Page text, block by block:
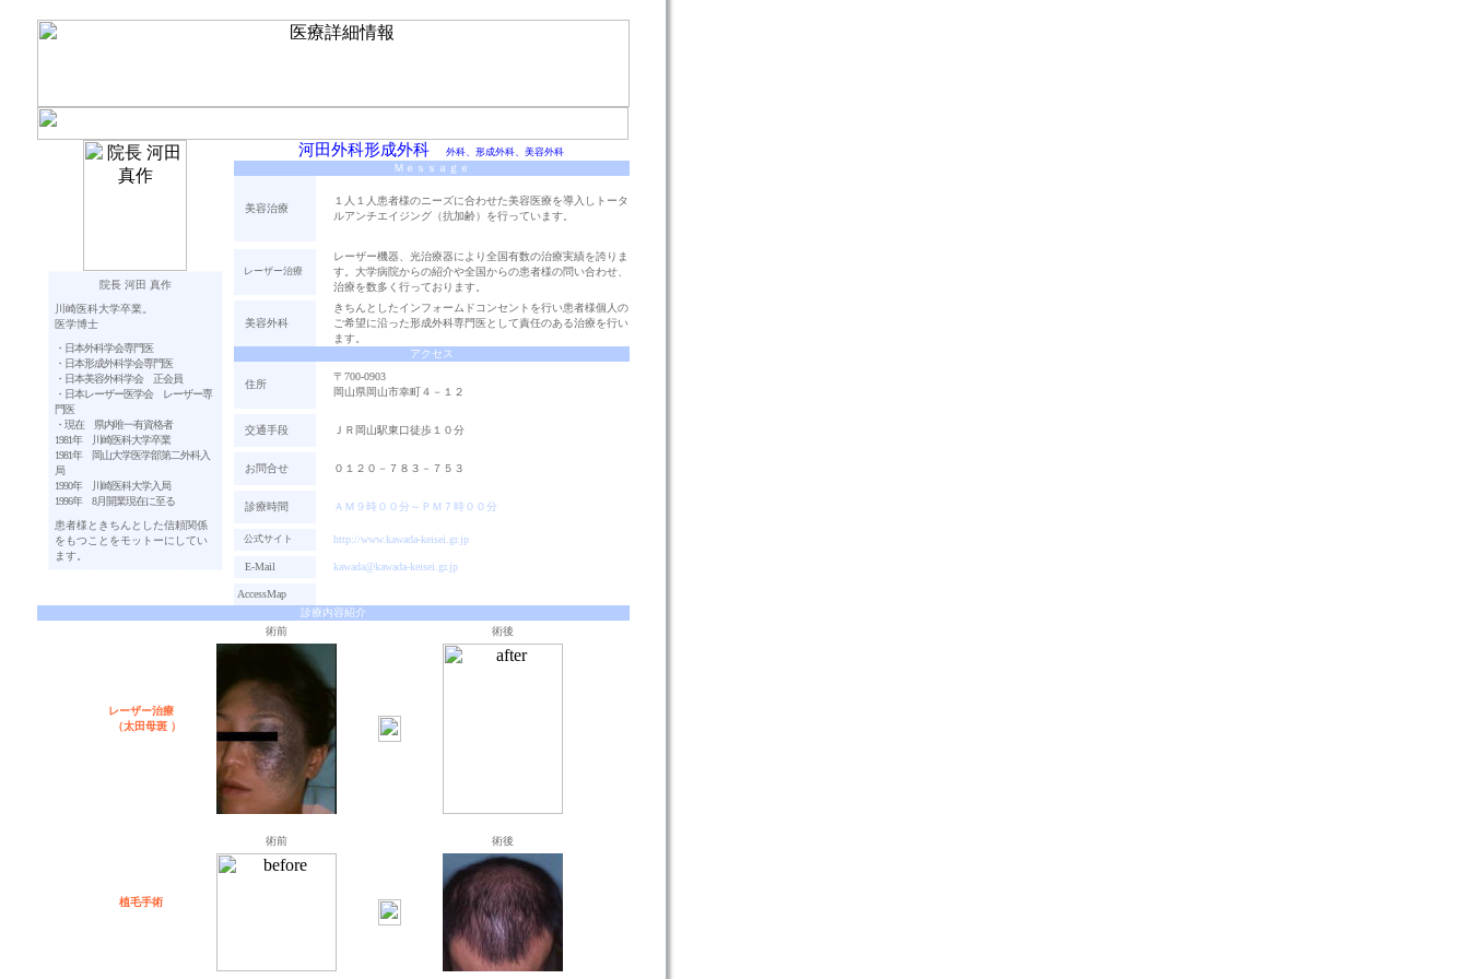
院長 河田 真作
川崎医科大学卒業。
医学博士
・日本外科学会専門医
・日本形成外科学会専門医
・日本美容外科学会 正会員
・日本レーザー医学会 レーザー専
門医
・現在 県内唯一有資格者
1981年 川崎医科大学卒業
1981年 岡山大学医学部第二外科入
局
1990年 川崎医科大学入局
1996年 8月開業現在に至る
患者様ときちんとした信頼関係
をもつことをモットーにしてい
ます。
河田外科形成外科 外科、形成外科、美容外科
Ｍｅｓｓａｇｅ
美容治療
１人１人患者様のニーズに合わせた美容医療を導入しトータ
ルアンチエイジング（抗加齢）を行っています。
レーザー治療
レーザー機器、光治療器により全国有数の治療実績を誇りま
す。大学病院からの紹介や全国からの患者様の問い合わせ、
治療を数多く行っております。
美容外科
きちんとしたインフォームドコンセントを行い患者様個人の
ご希望に沿った形成外科専門医として責任のある治療を行い
ます。
アクセス
住所
〒700-0903
岡山県岡山市幸町４－１２
交通手段 ＪＲ岡山駅東口徒歩１０分
お問合せ ０１２０－７８３－７５３
診療時間 ＡＭ９時００分～ＰＭ７時００分
公式サイト http://www.kawada-keisei.gr.jp
E-Mail kawada@kawada-keisei.gr.jp
AccessMap
診療内容紹介
レーザー治療
（太田母斑 ）
術前 術後
植毛手術
術前 術後